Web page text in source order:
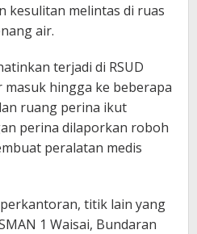
kesulitan melintas di ruas
air.
terjadi di RSUD
masuk hingga ke beberapa
ruang perina ikut
perina dilaporkan roboh
peralatan medis
titik lain yang
1 Waisai, Bundaran